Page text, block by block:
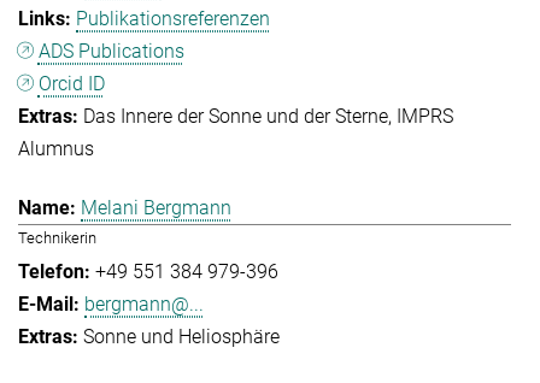
Publikationsreferenzen
ADS Publications
Orcid ID
Das Innere der Sonne und der Sterne IMPRS
Alumnus
Melani Bergmann
Technikerin
+49 551 384 979-396
bergmann@...
Sonne und Heliosphäre